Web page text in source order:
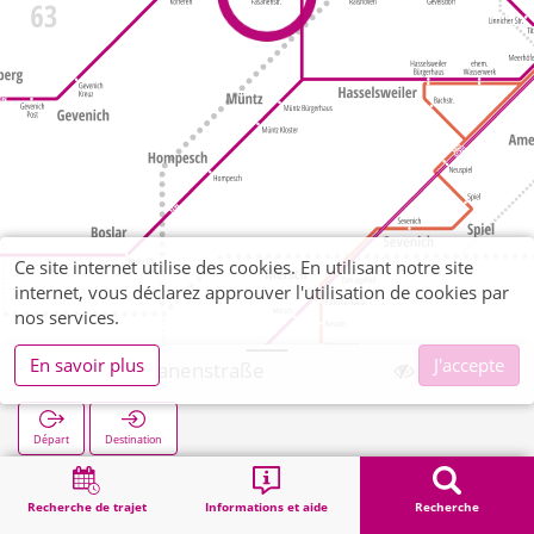
Recherche de trajet Informations et aide Recherche
Hottorf Fasanenstraße
Départ Destination
Démarrage Recherche Hottorf Fasanenstraße
Ce site internet utilise des cookies. En utilisant notre site
internet, vous déclarez approuver l'utilisation de cookies par
nos services.
En savoir plus
J'accepte